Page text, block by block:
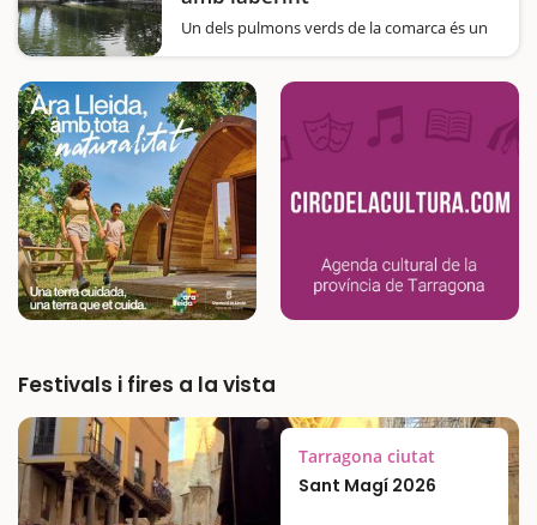
Un dels pulmons verds de la comarca és un
de vies de comunicació i poblacions
metropolitanes, emergeix un oasi de verdor
que els habitants de Sant Joan Despí,…
Festivals i fires a la vista
Tarragona ciutat
Sant Magí 2026